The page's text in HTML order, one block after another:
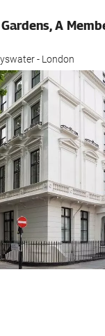
A
- London